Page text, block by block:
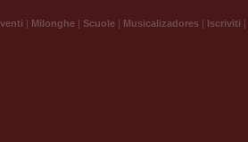
| Milonghe | Scuole | Musicalizadores | Iscriviti |